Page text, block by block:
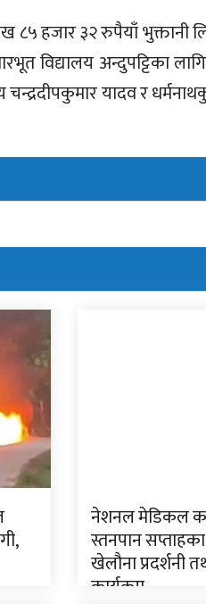
हजार ३२ रुपैयाँ भुक्तानी
विद्यालय अन्दुपट्टिका
यादव र
नेशनल मेडिकल
स्तनपान
खेलौना
कार्यक्रम